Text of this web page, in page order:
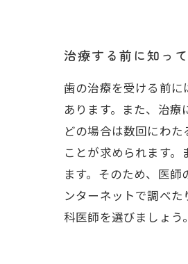
治療する前に知っ
歯の治療を受ける前
あります。また、治
どの場合は数回にわ
ことが求められます
ます。そのため、医
ンターネットで調べ
科医師を選びましょう。